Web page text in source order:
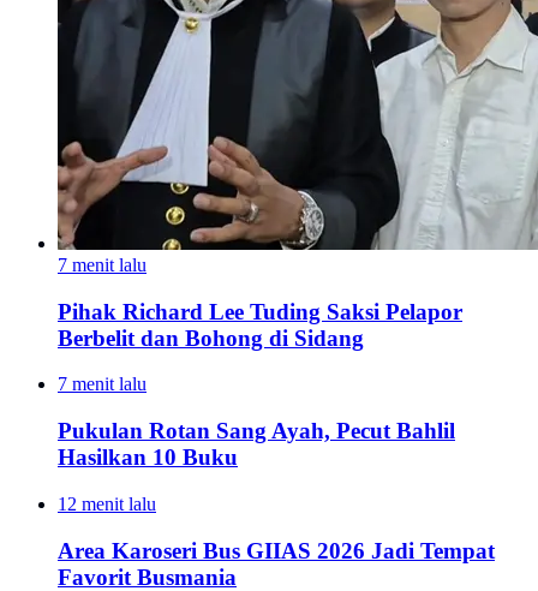
7 menit lalu
Pihak Richard Lee Tuding Saksi Pelapor
Berbelit dan Bohong di Sidang
7 menit lalu
Pukulan Rotan Sang Ayah, Pecut Bahlil
Hasilkan 10 Buku
12 menit lalu
Area Karoseri Bus GIIAS 2026 Jadi Tempat
Favorit Busmania